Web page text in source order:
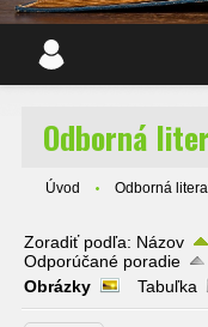
Odborná
Úvod Odborná
Zoradiť podľa: Názov
Odporúčané poradie
Obrázky
Tabuľka